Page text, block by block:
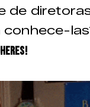
de
conhece-